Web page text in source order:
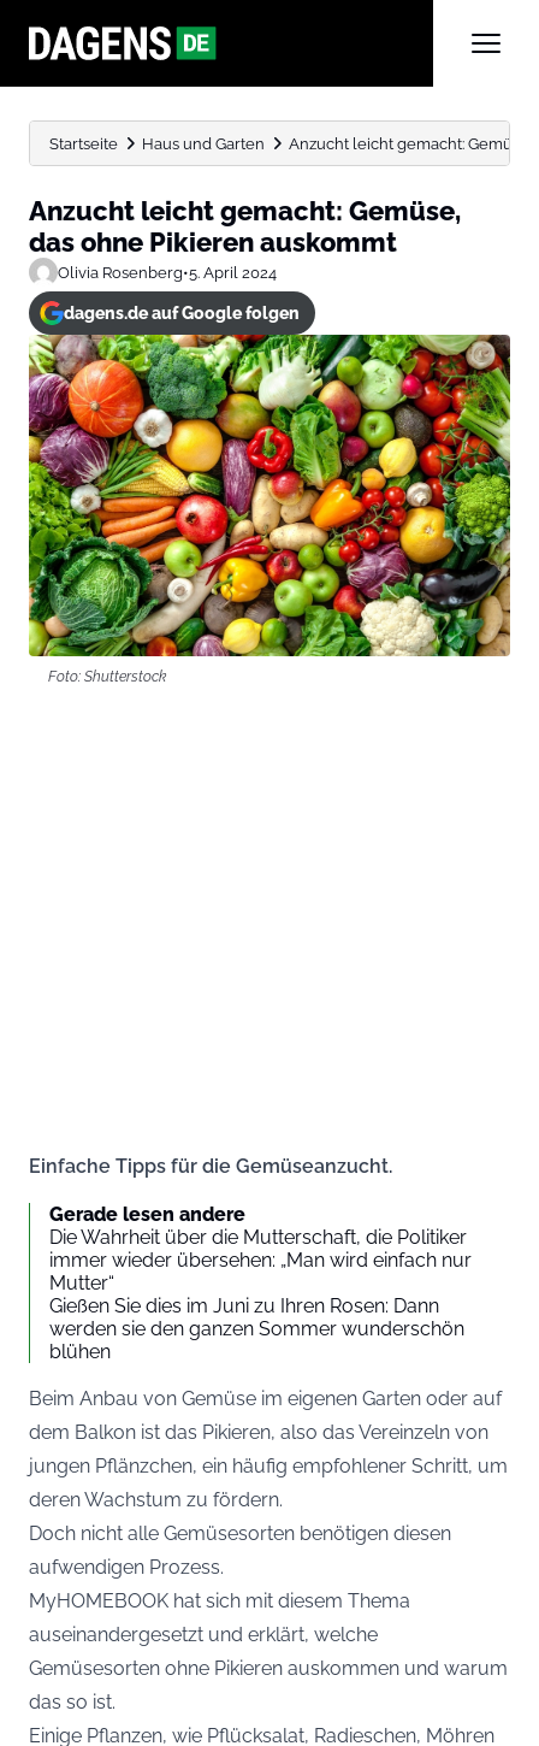
Startseite Haus und Garten Anzucht leicht gemacht:
Anzucht leicht gemacht: Gemüse,
das ohne Pikieren auskommt
Olivia Rosenberg•5. April 2024
dagens.de auf Google folgen
Foto: Shutterstock
Einfache Tipps für die Gemüseanzucht.
Gerade lesen andere
Die Wahrheit über die Mutterschaft, die Politiker
immer wieder übersehen: „Man wird einfach nur
Mutter“
Gießen Sie dies im Juni zu Ihren Rosen: Dann
werden sie den ganzen Sommer wunderschön
blühen
Beim Anbau von Gemüse im eigenen Garten oder auf
dem Balkon ist das Pikieren, also das Vereinzeln von
jungen Pflänzchen, ein häufig empfohlener Schritt, um
deren Wachstum zu fördern.
Doch nicht alle Gemüsesorten benötigen diesen
aufwendigen Prozess.
MyHOMEBOOK hat sich mit diesem Thema
auseinandergesetzt und erklärt, welche
Gemüsesorten ohne Pikieren auskommen und warum
das so ist.
Einige Pflanzen, wie Pflücksalat, Radieschen, Möhren